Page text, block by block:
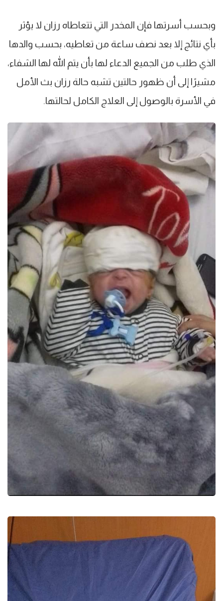
وبحسب أسرتها فإن المخدر التي تتعاطاه رزان لا يؤثر
بأي نتائج إلا بعد نصف ساعة من تعاطيه، بحسب والدها
الذي طلب من الجميع الدعاء لها بأن يتم الله لها الشفاء،
مشيرًا إلى أن ظهور حالتين تشبه حالة رزان بث الأمل
في الأسرة بالوصول إلى العلاج الكامل لحالتها.